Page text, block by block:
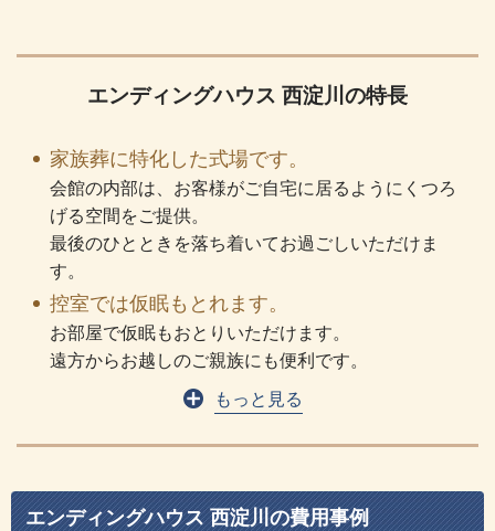
エンディングハウス 西淀川の特長
家族葬に特化した式場です。
会館の内部は、お客様がご自宅に居るようにくつろ
げる空間をご提供。
最後のひとときを落ち着いてお過ごしいただけま
す。
控室では仮眠もとれます。
お部屋で仮眠もおとりいただけます。
遠方からお越しのご親族にも便利です。
もっと見る
エンディングハウス 西淀川の費⽤事例